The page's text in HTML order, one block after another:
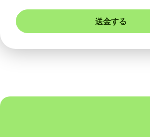
送金する